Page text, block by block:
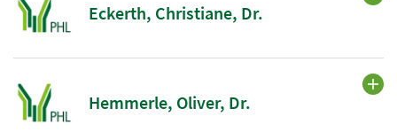
Eckerth, Christiane, Dr.
Hemmerle, Oliver, Dr.